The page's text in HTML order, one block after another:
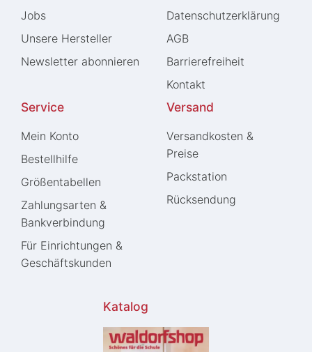
Jobs
Unsere Hersteller
Newsletter abonnieren
Daten­schutz­erklärung
AGB
Barrierefreiheit
Kontakt
Service
Mein Konto
Bestellhilfe
Größentabellen
Zahlungsarten &
Bankverbindung
Für Einrichtungen &
Geschäftskunden
Versand
Versandkosten &
Preise
Packstation
Rücksendung
Katalog